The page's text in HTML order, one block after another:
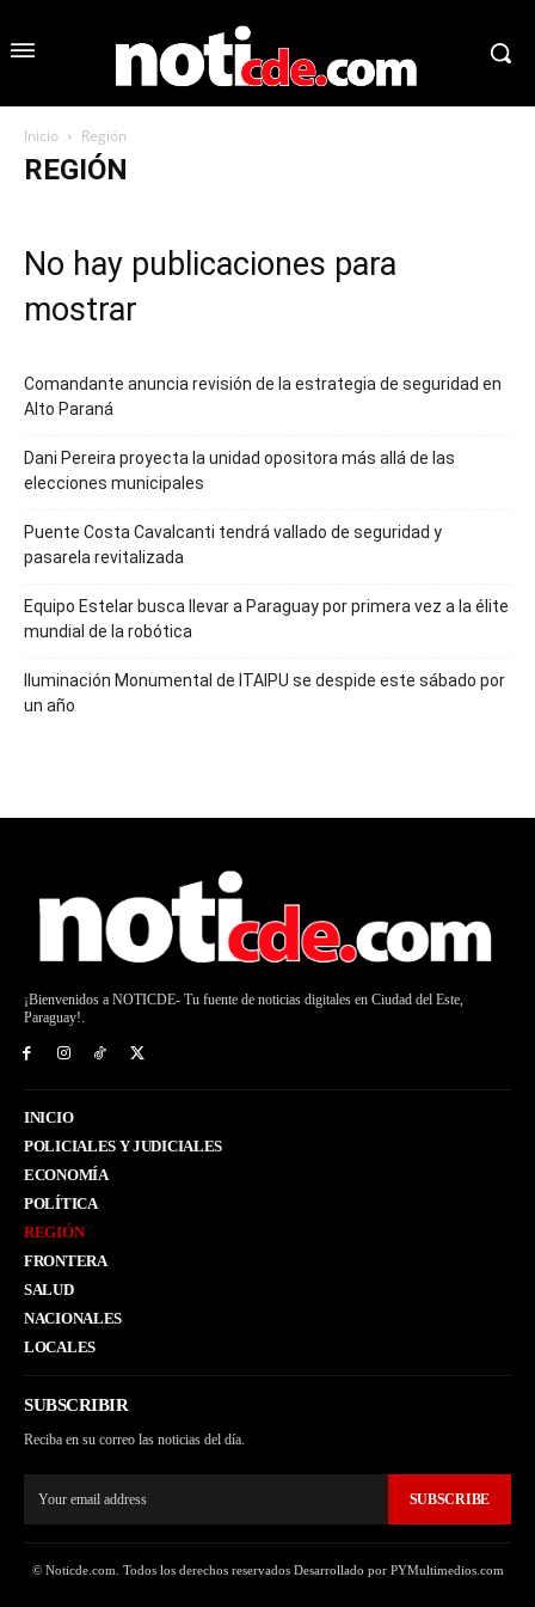
Inicio Región
REGIÓN
No hay publicaciones para
mostrar
Comandante anuncia revisión de la estrategia de seguridad en
Alto Paraná
Dani Pereira proyecta la unidad opositora más allá de las
elecciones municipales
Puente Costa Cavalcanti tendrá vallado de seguridad y
pasarela revitalizada
Equipo Estelar busca llevar a Paraguay por primera vez a la élite
mundial de la robótica
Iluminación Monumental de ITAIPU se despide este sábado por
un año
¡Bienvenidos a NOTICDE- Tu fuente de noticias digitales en Ciudad del Este,
Paraguay!.
INICIO
POLICIALES Y JUDICIALES
ECONOMÍA
POLÍTICA
REGIÓN
FRONTERA
SALUD
NACIONALES
LOCALES
SUBSCRIBIR
Reciba en su correo las noticias del día.
SUBSCRIBE
© Noticde.com. Todos los derechos reservados Desarrollado por PYMultimedios.com